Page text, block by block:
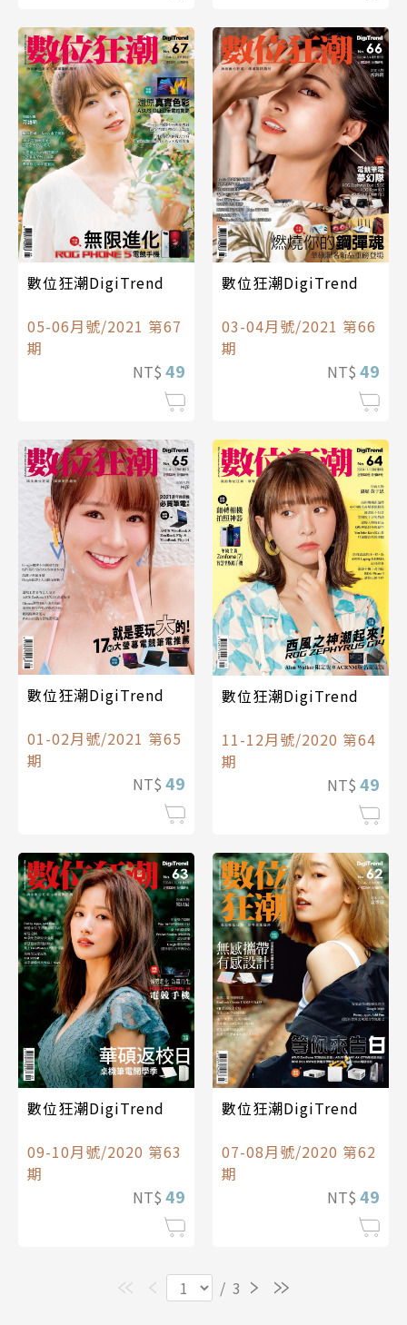
數位狂潮DigiTrend
05-06月號/2021 第67
期
NT$ 49
數位狂潮DigiTrend
03-04月號/2021 第66
期
NT$ 49
數位狂潮DigiTrend
01-02月號/2021 第65
期
NT$ 49
數位狂潮DigiTrend
11-12月號/2020 第64
期
NT$ 49
數位狂潮DigiTrend
09-10月號/2020 第63
期
NT$ 49
數位狂潮DigiTrend
07-08月號/2020 第62
期
NT$ 49
/ 3